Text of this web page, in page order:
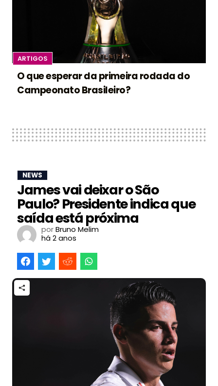
ARTIGOS
O que esperar da primeira rodada do
Campeonato Brasileiro?
NEWS
James vai deixar o São
Paulo? Presidente indica que
saída está próxima
porBruno Melim
há 2 anos